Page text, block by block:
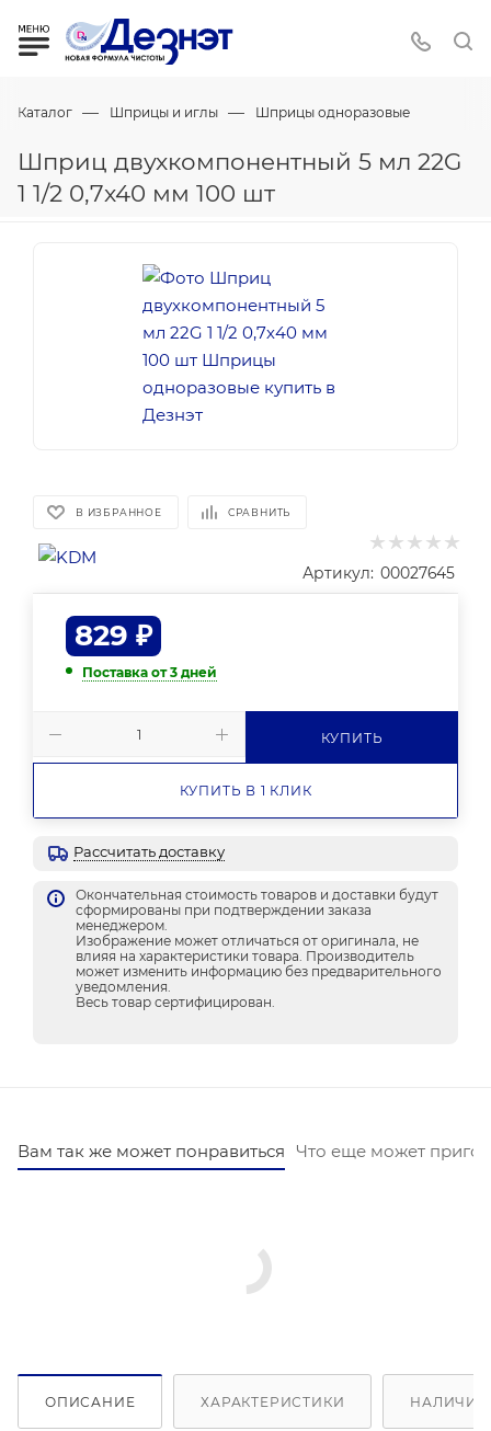
Каталог — Шприцы и иглы — Шприцы одноразовые
Шприц двухкомпонентный 5 мл 22G
1 1/2 0,7х40 мм 100 шт
В ИЗБРАННОЕ СРАВНИТЬ
Артикул: 00027645
829 ₽
Поставка от 3 дней
КУПИТЬ
КУПИТЬ В 1 КЛИК
Рассчитать доставку
Окончательная стоимость товаров и доставки будут
сформированы при подтверждении заказа
менеджером.
Изображение может отличаться от оригинала, не
влияя на характеристики товара. Производитель
может изменить информацию без предварительного
уведомления.
Весь товар сертифицирован.
Вам так же может понравиться Что еще может
ОПИСАНИЕ ХАРАКТЕРИСТИКИ НАЛИЧИЕ